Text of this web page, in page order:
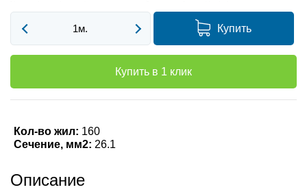
Купить
Купить в 1 клик
Кол-во жил: 160
Сечение, мм2: 26.1
Описание